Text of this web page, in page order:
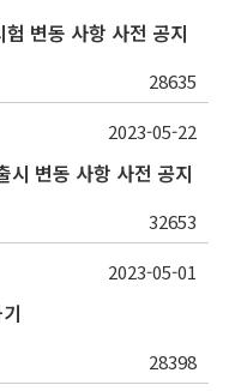
변동 사항 사전 공지
28635
변동 사항 사전 공지
32653
2023-05-22
28398
2023-05-01